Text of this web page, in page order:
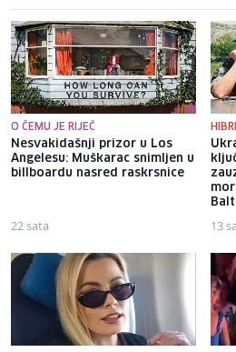
O ČEMU JE RIJEČ
Nesvakidašnji prizor u Los
Angelesu: Muškarac snimljen u
billboardu nasred raskrsnice
22 sata 13